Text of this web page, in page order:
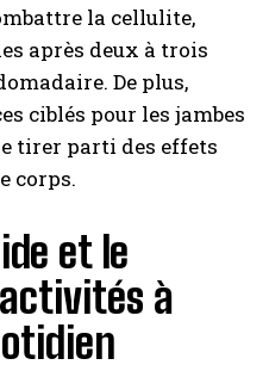
la cellulite,
après deux à trois
De plus,
ciblés pour les jambes
tirer parti des effets
corps.
et le
à